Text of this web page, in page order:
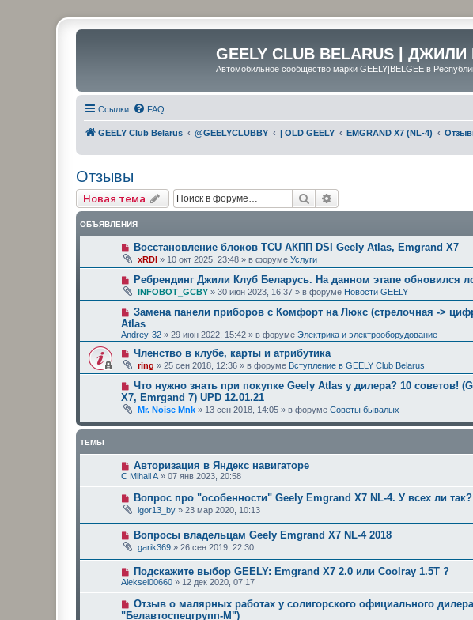
GEELY CLUB BELARUS |
Автомобильное сообщество марки GEELY|BELGEE в
Ссылки FAQ
GEELY Club Belarus @GEELYCLUBBY | OLD GEELY EMGRAND X7 (NL-4)
Отзывы
Новая тема Поиск
ОБЪЯВЛЕНИЯ
Восстановление блоков TCU АКПП DSI Geely Atlas, Emgrand X7
xRDI » 10 окт 2025, 23:48 » в форуме Услуги
Ребрендинг Джили Клуб Беларусь. На данном этапе обновился
INFOBOT_GCBY » 30 июн 2023, 16:37 » в форуме Новости GEELY
Замена панели приборов с Комфорт на Люкс (стрелочная ->
Atlas
Andrey-32 » 29 июн 2022, 15:42 » в форуме Электрика и электрооборудование
Членство в клубе, карты и атрибутика
ring » 25 сен 2018, 12:36 » в форуме Вступление в GEELY Club Belarus
Что нужно знать при покупке Geely Atlas у дилера? 10 советов!
X7, Emrgand 7) UPD 12.01.21
Mr. Noise Mnk » 13 сен 2018, 14:05 » в форуме Советы бывалых
ТЕМЫ
Авторизация в Яндекс навигаторе
C Mihail A » 07 янв 2023, 20:58
Вопрос про "особенности" Geely Emgrand X7 NL-4. У всех ли так?
igor13_by » 23 мар 2020, 10:13
Вопросы владельцам Geely Emgrand X7 NL-4 2018
garik369 » 26 сен 2019, 22:30
Подскажите выбор GEELY: Emgrand X7 2.0 или Coolray 1.5T ?
Aleksei00660 » 12 дек 2020, 07:17
Отзыв о малярных работах у солигорского официального
"Белавтоспецгрупп-М")